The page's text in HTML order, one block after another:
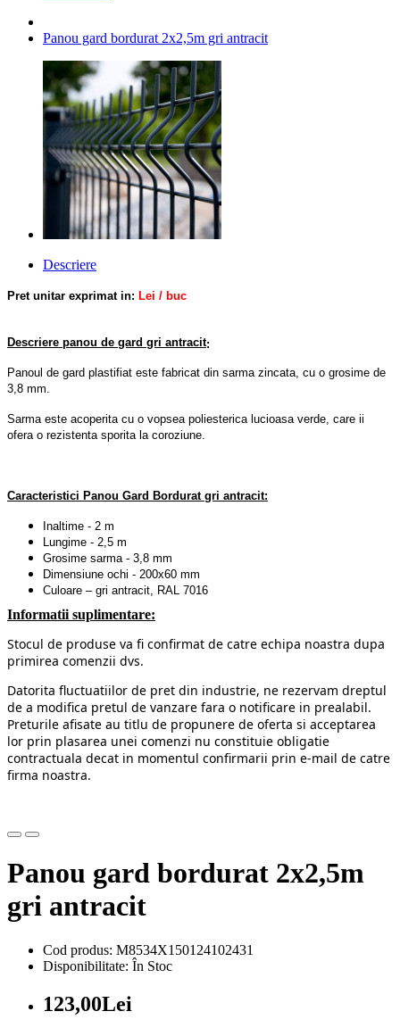
Panou gard bordurat 2x2,5m gri antracit
Descriere
Pret unitar exprimat in: Lei / buc
Descriere panou de gard gri antracit:
Panoul de gard plastifiat este fabricat din sarma zincata, cu o grosime de
3,8 mm.
Sarma este acoperita cu o vopsea poliesterica lucioasa verde, care ii
ofera o rezistenta sporita la coroziune.
Caracteristici Panou Gard Bordurat gri antracit:
Inaltime - 2 m
Lungime - 2,5 m
Grosime sarma - 3,8 mm
Dimensiune ochi - 200x60 mm
Culoare – gri antracit, RAL 7016
Informatii suplimentare:
Stocul de produse va fi confirmat de catre echipa noastra dupa
primirea comenzii dvs.
Datorita fluctuatiilor de pret din industrie, ne rezervam dreptul
de a modifica pretul de vanzare fara o notificare in prealabil.
Preturile afisate au titlu de propunere de oferta si acceptarea
lor prin plasarea unei comenzi nu constituie obligatie
contractuala decat in momentul confirmarii prin e-mail de catre
firma noastra.
Panou gard bordurat 2x2,5m
gri antracit
Cod produs: M8534X150124102431
Disponibilitate: În Stoc
123,00Lei